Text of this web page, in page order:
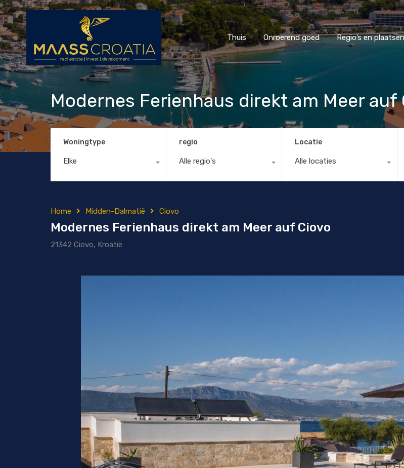
Thuis Onroerend goed Regio’s en
Thuis Onroerend goed Regio’s en plaatsen
Modernes Ferienhaus direkt am Meer auf
Woningtype
Elke
regio
Alle regio's
Locatie
Alle locaties
Home Midden-Dalmatië Ciovo
Modernes Ferienhaus direkt am Meer auf Ciovo
21342 Ciovo, Kroatië